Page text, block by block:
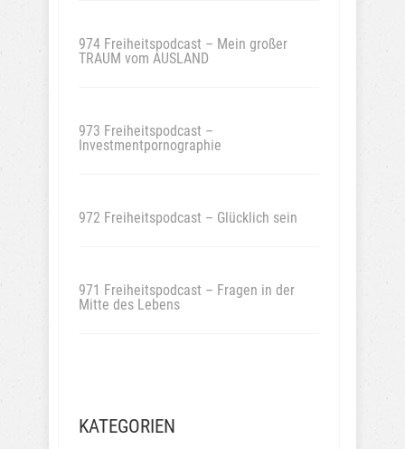
974 Freiheitspodcast – Mein großer
TRAUM vom AUSLAND
973 Freiheitspodcast –
Investmentpornographie
972 Freiheitspodcast – Glücklich sein
971 Freiheitspodcast – Fragen in der
Mitte des Lebens
KATEGORIEN